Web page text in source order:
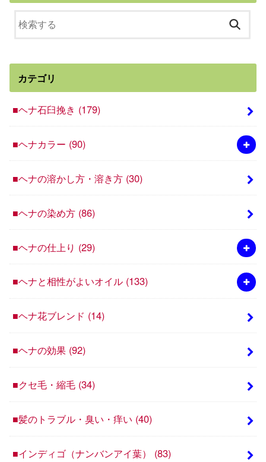
カテゴリ
■ヘナ石臼挽き (179)
■ヘナカラー (90)
■ヘナの溶かし方・溶き方 (30)
■ヘナの染め方 (86)
■ヘナの仕上り (29)
■ヘナと相性がよいオイル (133)
■ヘナ花ブレンド (14)
■ヘナの効果 (92)
■クセ毛・縮毛 (34)
■髪のトラブル・臭い・痒い (40)
■インディゴ（ナンバンアイ葉） (83)